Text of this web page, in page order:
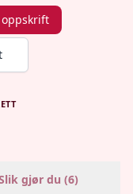
gjør du (6)